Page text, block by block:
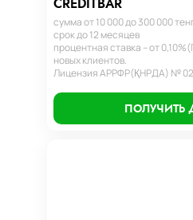
сумма от 10 000 до 300 000
срок до 12 месяцев
процентная ставка – от
новых клиентов.
Лицензия АРРФР(ҚНРДА) №
ПОЛУЧИТЬ